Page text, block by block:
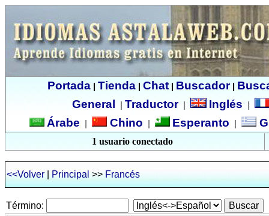
Portada| Tienda| Chat| Buscador|
General
Traductor| Inglés
Árabe Chino Esperanto
1 usuario conectado
<<Volver|Principal >>Francés
Término: